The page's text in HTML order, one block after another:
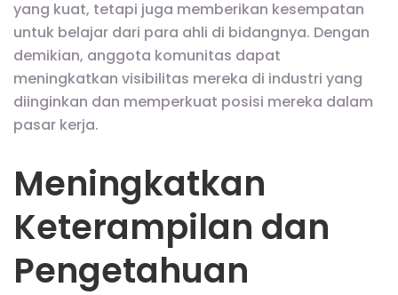
yang kuat, tetapi juga memberikan kesempatan
untuk belajar dari para ahli di bidangnya. Dengan
demikian, anggota komunitas dapat
meningkatkan visibilitas mereka di industri yang
diinginkan dan memperkuat posisi mereka dalam
pasar kerja.
Meningkatkan
Keterampilan dan
Pengetahuan